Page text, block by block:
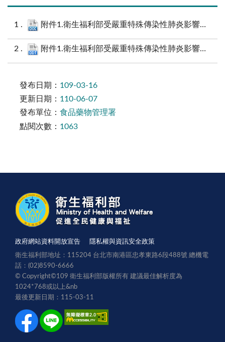
附件1.衛生福利部受嚴重特殊傳染性肺炎影響營運困難藥商補貼_申請作業程序.docx
附件1.衛生福利部受嚴重特殊傳染性肺炎影響營運困難藥商補貼_申請作業程序.odt
發布日期： 109-03-16
更新日期： 110-06-07
發布單位： 食品藥物管理署
點閱次數： 1063
政府網站資料開放宣告 隱私權與資訊安全政策
衛生福利部地址：115204 台北市南港區忠孝東路6段488號 總機電
話：(02)8590-6666
© Copyright©109 衛生福利部版權所有 建議最佳解析度為
1024*768或以上&nb
最後更新日期：115-03-11